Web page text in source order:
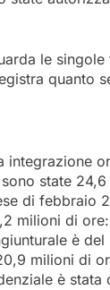
le
quanto
integrazione
state
di febbraio
milioni di
è del
milioni di
è stata